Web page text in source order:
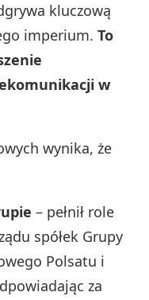
kluczową
imperium.To
w
wynika, że
– pełnił role
spółek Grupy
Polsatu i
za